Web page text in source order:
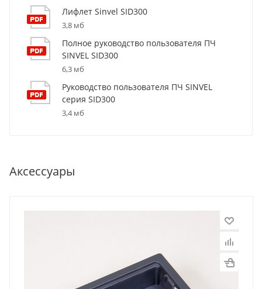
Лифлет Sinvel SID300
3,8 мб
Полное руководство пользователя ПЧ
SINVEL SID300
6,3 мб
Руководство пользователя ПЧ SINVEL
серия SID300
3,4 мб
Аксессуары